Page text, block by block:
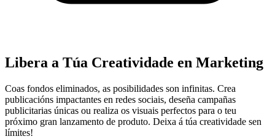
Libera a Túa Creatividade en Marketing
Coas fondos eliminados, as posibilidades son infinitas. Crea
publicacións impactantes en redes sociais, deseña campañas
publicitarias únicas ou realiza os visuais perfectos para o teu
próximo gran lanzamento de produto. Deixa á túa creatividade sen
límites!